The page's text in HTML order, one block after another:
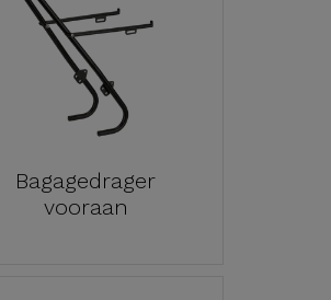
Bagagedrager
vooraan